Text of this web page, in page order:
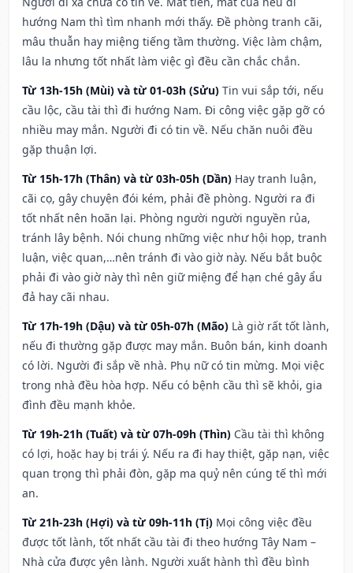
hướng Nam thì tìm nhanh mới thấy. Đề phòng tranh cãi,
mâu thuẫn hay miệng tiếng tầm thường. Việc làm chậm,
lâu la nhưng tốt nhất làm việc gì đều cần chắc chắn.
Từ 13h-15h (Mùi) và từ 01-03h (Sửu) Tin vui sắp tới, nếu
cầu lộc, cầu tài thì đi hướng Nam. Đi công việc gặp gỡ có
nhiều may mắn. Người đi có tin về. Nếu chăn nuôi đều
gặp thuận lợi.
Từ 15h-17h (Thân) và từ 03h-05h (Dần) Hay tranh luận,
cãi cọ, gây chuyện đói kém, phải đề phòng. Người ra đi
tốt nhất nên hoãn lại. Phòng người người nguyền rủa,
tránh lây bệnh. Nói chung những việc như hội họp, tranh
luận, việc quan,…nên tránh đi vào giờ này. Nếu bắt buộc
phải đi vào giờ này thì nên giữ miệng để hạn ché gây ẩu
đả hay cãi nhau.
Từ 17h-19h (Dậu) và từ 05h-07h (Mão) Là giờ rất tốt lành,
nếu đi thường gặp được may mắn. Buôn bán, kinh doanh
có lời. Người đi sắp về nhà. Phụ nữ có tin mừng. Mọi việc
trong nhà đều hòa hợp. Nếu có bệnh cầu thì sẽ khỏi, gia
đình đều mạnh khỏe.
Từ 19h-21h (Tuất) và từ 07h-09h (Thìn) Cầu tài thì không
có lợi, hoặc hay bị trái ý. Nếu ra đi hay thiệt, gặp nạn, việc
quan trọng thì phải đòn, gặp ma quỷ nên cúng tế thì mới
an.
Từ 21h-23h (Hợi) và từ 09h-11h (Tị) Mọi công việc đều
được tốt lành, tốt nhất cầu tài đi theo hướng Tây Nam –
Nhà cửa được yên lành. Người xuất hành thì đều bình